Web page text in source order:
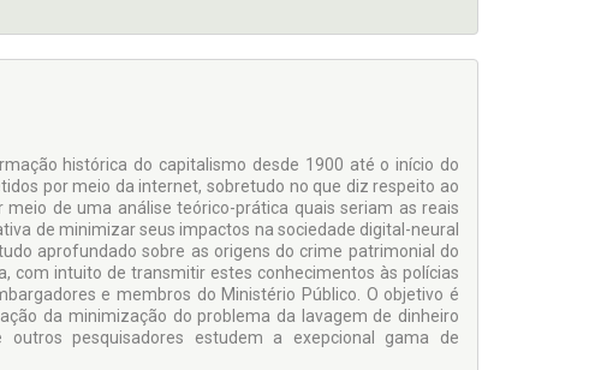
histórica do capitalismo desde 1900 até o início do
por meio da internet, sobretudo no que diz respeito ao
de uma análise teórico-prática quais seriam as reais
de minimizar seus impactos na sociedade digital-neural
aprofundado sobre as origens do crime patrimonial do
com intuito de transmitir estes conhecimentos às polícias
e membros do Ministério Público. O objetivo é
da minimização do problema da lavagem de dinheiro
pesquisadores estudem a exepcional gama de